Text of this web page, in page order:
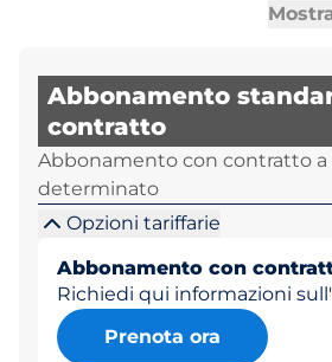
Abbonamento
contratto
Abbonamento con contratto
determinato
Opzioni tariffarie
Abbonamento con
Richiedi qui informazioni
Prenota ora